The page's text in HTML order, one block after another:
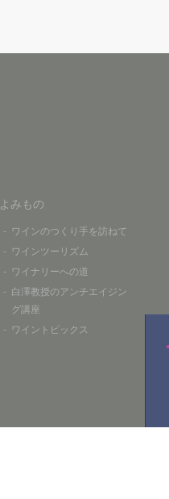
よみもの
ワインのつくり手を訪ねて
ワインツーリズム
ワイナリーへの道
白澤教授のアンチエイジン
グ講座
ワイントピックス